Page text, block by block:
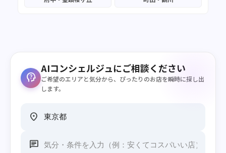
psychology_alt
AIコンシェルジュにご相談ください
ご希望のエリアと気分から、ぴったりのお店を瞬時に探し出
します。
location_on
chat